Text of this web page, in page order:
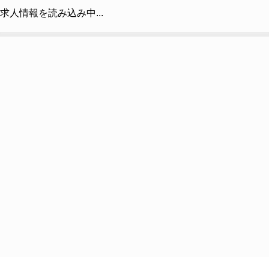
求人情報を読み込み中...